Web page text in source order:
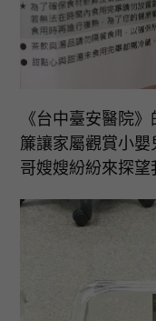
《台中臺安醫院
簾讓家屬觀賞小
哥嫂嫂紛紛來探望